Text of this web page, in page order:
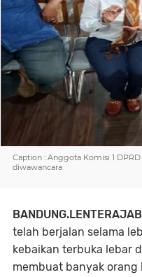
Caption : Anggota Komisi 1
diwawancara
telah berjalan selama
kebaikan terbuka lebar
membuat banyak